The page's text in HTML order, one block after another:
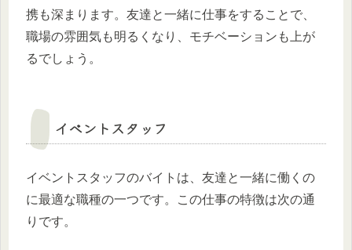
携も深まります。友達と一緒に仕事をすることで、
職場の雰囲気も明るくなり、モチベーションも上が
るでしょう。
イベントスタッフ
イベントスタッフのバイトは、友達と一緒に働くの
に最適な職種の一つです。この仕事の特徴は次の通
りです。